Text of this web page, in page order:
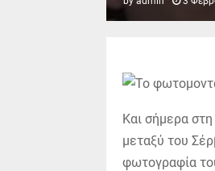
Και σήμερα
μεταξύ του
φωτογραφία